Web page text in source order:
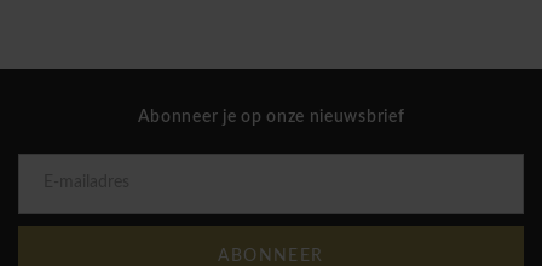
Abonneer je op onze nieuwsbrief
ABONNEER